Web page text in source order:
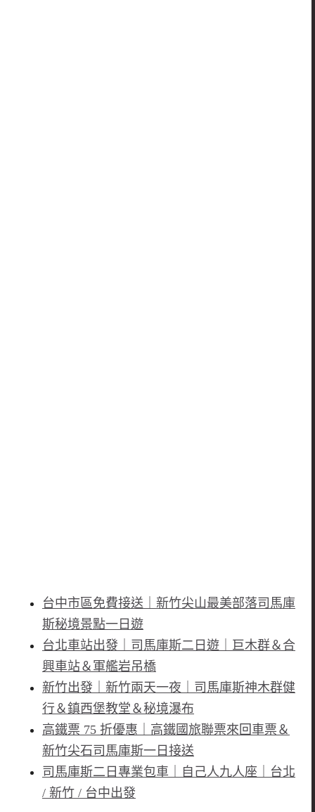
台中市區免費接送｜新竹尖山最美部落司馬庫
斯秘境景點一日遊
台北車站出發｜司馬庫斯二日遊｜巨木群＆合
興車站＆軍艦岩吊橋
新竹出發｜新竹兩天一夜｜司馬庫斯神木群健
行＆鎮西堡教堂＆秘境瀑布
高鐵票 75 折優惠｜高鐵國旅聯票來回車票＆
新竹尖石司馬庫斯一日接送
司馬庫斯二日專業包車｜自己人九人座｜台北
/ 新竹 / 台中出發